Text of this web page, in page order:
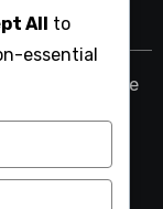
Cercetare
All to
essential